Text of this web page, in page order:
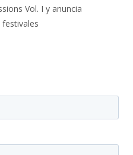
Vol. I y anuncia
festivales